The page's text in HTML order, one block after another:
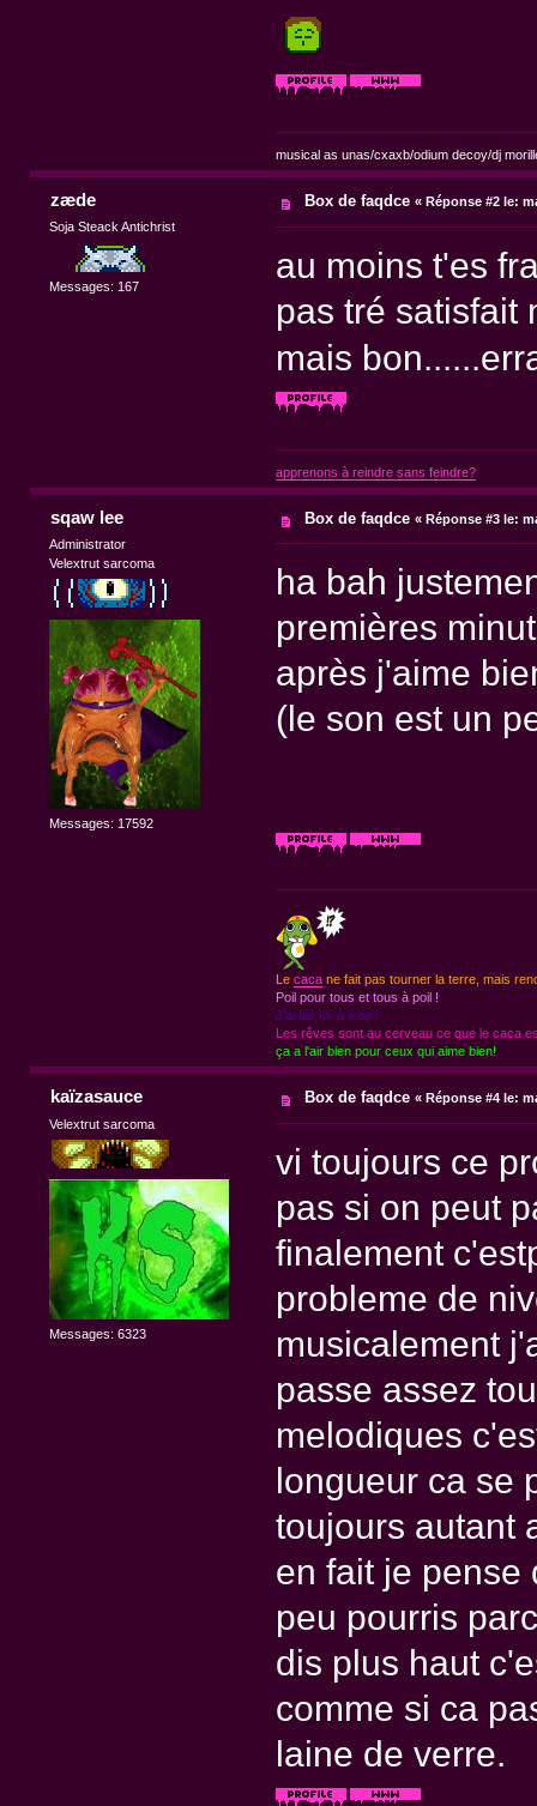
musical as unas/cxaxb/odium decoy/dj
zæde
Soja Steack Antichrist
Messages: 167
Box de faqdce «Réponse #2 le:
au moins t'es
pas tré satisfait
mais
apprenons à reindre sans feindre?
sqaw lee
Administrator
Velextrut sarcoma
Messages: 17592
Box de faqdce «Réponse #3 le:
ha bah
premières
après j'aime
(le son est un
Le cacane fait pas tourner la terre, mais
Poil pour tous et tous à poil !
J'ai fait kk à ikea !
Les rêves sont au cerveau ce que le caca
ça a l'air bien pour ceux qui aime bien!
kaïzasauce
Velextrut sarcoma
Messages: 6323
Box de faqdce « Réponse #4 le:
vi toujours ce
pas si on peut
finalement
probleme de
musicalement
passe assez
melodiques
longueur ca se
toujours autant
en fait je pense
peu pourris
dis plus haut
comme si ca
laine de verre.